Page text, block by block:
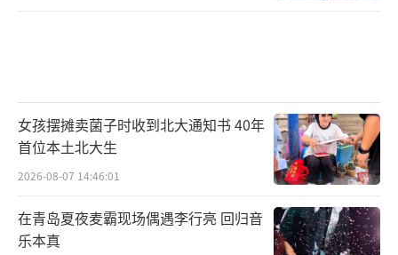
女孩摆摊卖菌子时收到北大通知书 40年
首位本土北大生
2026-08-07 14:46:01
在青岛夏夜麦霸现场偶遇李行亮 回归音
乐本真